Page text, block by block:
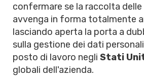
confermare se la raccolta
avvenga in forma totalmente
lasciando aperta la porta a
sulla gestione dei dati
posto di lavoro negli Stati
globali dell'azienda.